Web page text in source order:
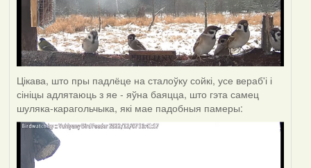
Цікава, што пры падлёце на сталоўку сойкі, усе вераб'і і
сініцы адлятаюць з яе - яўна баяцца, што гэта самец
шуляка-карагольчыка, які мае падобныя памеры: